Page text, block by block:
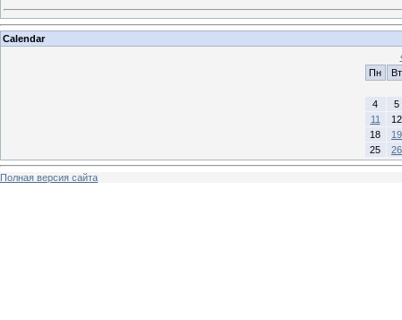
Calendar
Пн
Вт
4
5
11
12
18
19
25
26
Полная версия сайта